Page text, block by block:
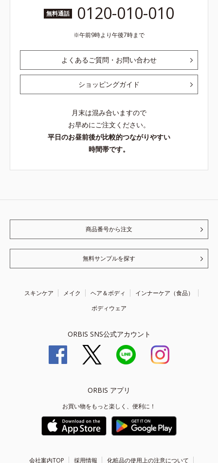
無料通話 0120-010-010
午前9時より午後7時まで
よくあるご質問・お問い合わせ
ショッピングガイド
月末は混み合いますので
お早めにご注文ください。
平日のお昼前後が比較的つながりやすい
時間帯です。
商品番号から注文
無料サンプルを探す
スキンケア メイク ヘア＆ボディ
インナーケア（食品）
ボディウェア
ORBIS SNS公式アカウント
ORBIS アプリ
お買い物をもっと楽しく、便利に！
会社案内TOP 採用情報 化粧品の使用上の注意について